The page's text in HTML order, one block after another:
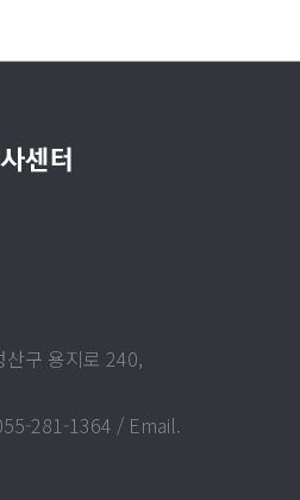
구 용지로 240,
281-1364 / Email.